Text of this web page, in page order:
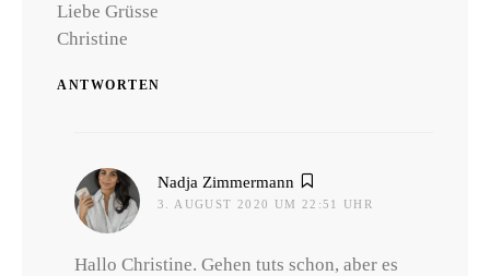
Liebe Grüsse
Christine
ANTWORTEN
Nadja Zimmermann
3. AUGUST 2020 UM 22:51 UHR
Hallo Christine. Gehen tuts schon, aber es